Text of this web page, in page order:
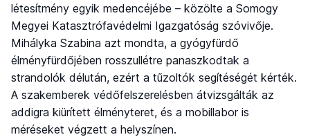
létesítmény egyik medencéjébe – közölte a Somogy
Megyei Katasztrófavédelmi Igazgatóság szóvivője.
Mihályka Szabina azt mondta, a gyógyfürdő
élményfürdőjében rosszullétre panaszkodtak a
strandolók délután, ezért a tűzoltók segítéségét kérték.
A szakemberek védőfelszerelésben átvizsgálták az
addigra kiürített élményteret, és a mobillabor is
méréseket végzett a helyszínen.